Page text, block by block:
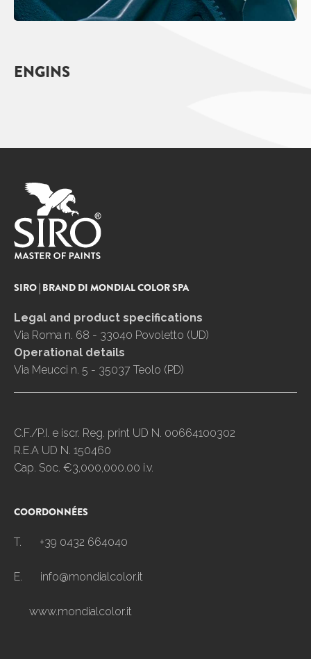
ENGINS
SIRO | BRAND DI MONDIAL COLOR SPA
Legal and product specifications
Via Roma n. 68 - 33040 Povoletto (UD)
Operational details
Via Meucci n. 5 - 35037 Teolo (PD)
C.F./P.I. e iscr. Reg. print UD N. 00664100302
R.E.A UD N. 150460
Cap. Soc. €3,000,000.00 i.v.
COORDONNÉES
T. +39 0432 664040
E. info@mondialcolor.it
www.mondialcolor.it